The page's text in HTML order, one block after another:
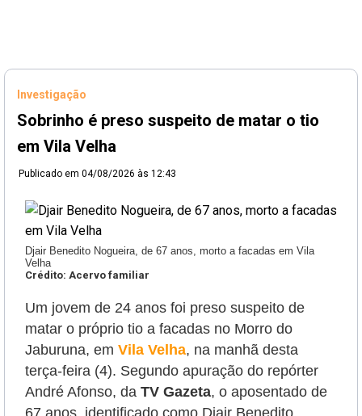
Investigação
Sobrinho é preso suspeito de matar o tio
em Vila Velha
Publicado em 04/08/2026 às 12:43
Djair Benedito Nogueira, de 67 anos, morto a facadas em Vila
Velha
Crédito: Acervo familiar
Um jovem de 24 anos foi preso suspeito de
matar o próprio tio a facadas no Morro do
Jaburuna, em Vila Velha, na manhã desta
terça-feira (4). Segundo apuração do repórter
André Afonso, da TV Gazeta, o aposentado de